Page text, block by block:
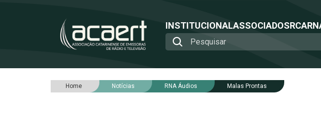
INSTITUCIONALASSOCIADOSRCA
Home Notícias RNA Áudios Malas Prontas